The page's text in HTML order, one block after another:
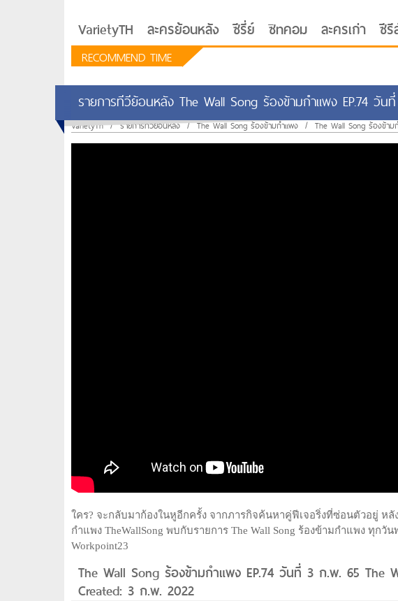
VarietyTH ละครย้อนหลัง ซีรี่ย์ ซิทคอม ละครเก่า ซีรี
RECOMMEND TIME
รักอยู่ประตูถัดไป
รายการทีวีย้อนหลัง The Wall Song ร้องข้ามกำแพง EP.74 วั
VarietyTh / รายการทีวีย้อนหลัง / The Wall Song ร้องข้ามกำแพง / The Wall Song ร้องข้า
ใคร? จะกลับมาก้องในหูอีกครั้ง จากภารกิจค้นหาคู่ฟีเจอริ่งที่ซ่อนตัวอยู่ ห
กำแพง TheWallSong พบกับรายการ The Wall Song ร้องข้ามกำแพง ทุก
Workpoint23
The Wall Song ร้องข้ามกำแพง EP.74 วันที่ 3 ก.พ. 65 The
Created: 3 ก.พ. 2022